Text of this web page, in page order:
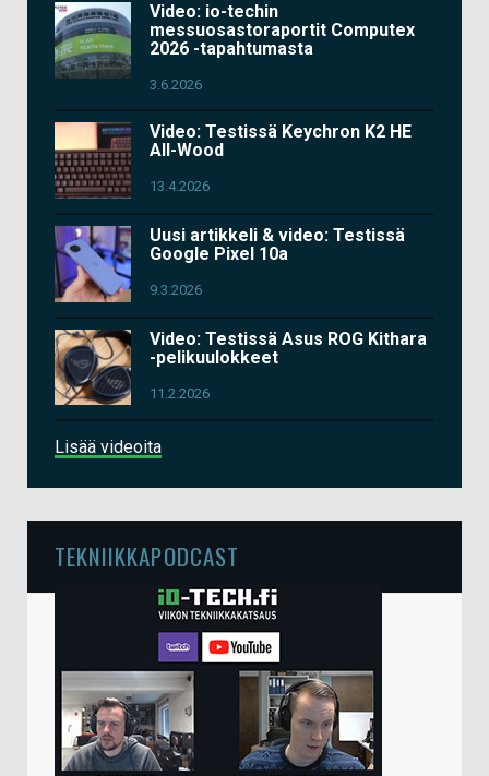
Video: io-techin
messuosastoraportit Computex
2026 -tapahtumasta
3.6.2026
Video: Testissä Keychron K2 HE
All-Wood
13.4.2026
Uusi artikkeli & video: Testissä
Google Pixel 10a
9.3.2026
Video: Testissä Asus ROG Kithara
-pelikuulokkeet
11.2.2026
Lisää videoita
TEKNIIKKAPODCAST